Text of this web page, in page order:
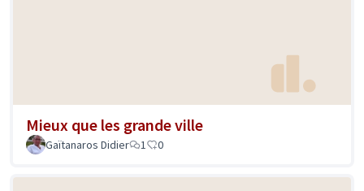
Mieux que les grande ville
Gaïtanaros Didier 1 0